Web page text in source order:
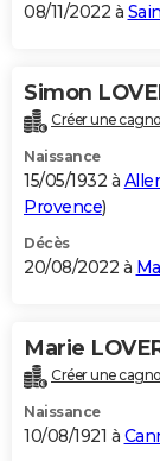
08/11/2022 à
Simon
Créer une
Naissance
15/05/1932 à
Provence)
Décès
20/08/2022 à
Marie
Créer une
Naissance
10/08/1921 à